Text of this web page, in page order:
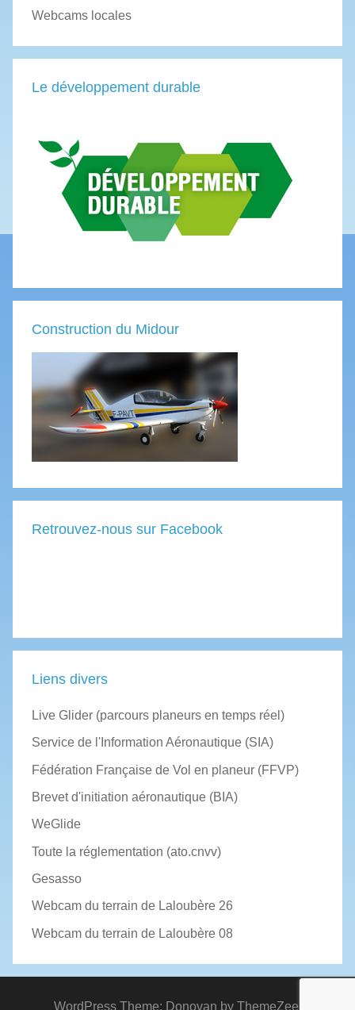
Webcams locales
Le développement durable
Construction du Midour
Retrouvez-nous sur Facebook
Liens divers
Live Glider (parcours planeurs en temps réel)
Service de l'Information Aéronautique (SIA)
Fédération Française de Vol en planeur (FFVP)
Brevet d'initiation aéronautique (BIA)
WeGlide
Toute la réglementation (ato.cnvv)
Gesasso
Webcam du terrain de Laloubère 26
Webcam du terrain de Laloubère 08
WordPress Theme: Donovan by ThemeZee.